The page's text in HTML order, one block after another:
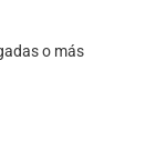
o más